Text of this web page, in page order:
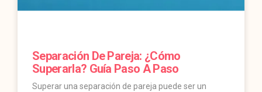
Separación De Pareja: ¿Cómo
Superarla? Guía Paso A Paso
Superar una separación de pareja puede ser un